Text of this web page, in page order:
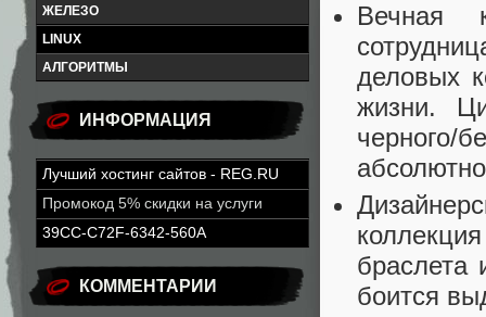
ЖЕЛЕЗО
LINUX
АЛГОРИТМЫ
ИНФОРМАЦИЯ
Лучший хостинг сайтов - REG.RU
Промокод 5% скидки на услуги
39CC-C72F-6342-560A
КОММЕНТАРИИ
Вечная
деловых
жизни.
черного/
браслета
боится